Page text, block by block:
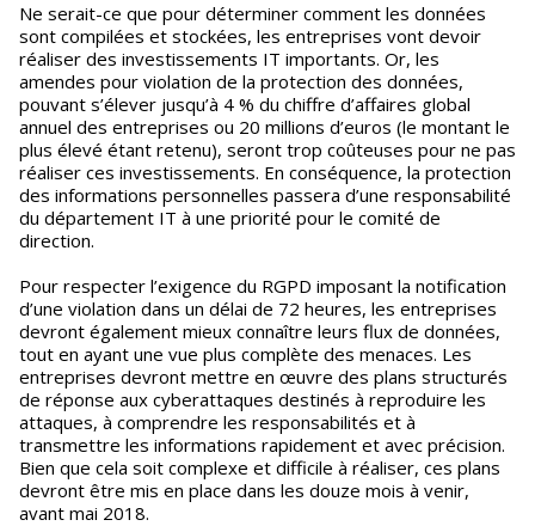
Ne serait-ce que pour déterminer comment les données
sont compilées et stockées, les entreprises vont devoir
réaliser des investissements IT importants. Or, les
amendes pour violation de la protection des données,
pouvant s’élever jusqu’à 4 % du chiffre d’affaires global
annuel des entreprises ou 20 millions d’euros (le montant le
plus élevé étant retenu), seront trop coûteuses pour ne pas
réaliser ces investissements. En conséquence, la protection
des informations personnelles passera d’une responsabilité
du département IT à une priorité pour le comité de
direction.
Pour respecter l’exigence du RGPD imposant la notification
d’une violation dans un délai de 72 heures, les entreprises
devront également mieux connaître leurs flux de données,
tout en ayant une vue plus complète des menaces. Les
entreprises devront mettre en œuvre des plans structurés
de réponse aux cyberattaques destinés à reproduire les
attaques, à comprendre les responsabilités et à
transmettre les informations rapidement et avec précision.
Bien que cela soit complexe et difficile à réaliser, ces plans
devront être mis en place dans les douze mois à venir,
avant mai 2018.